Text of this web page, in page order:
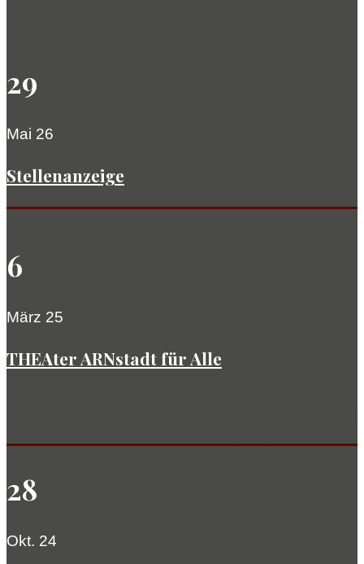
29
Mai 26
Stellenanzeige
6
März 25
THEAter ARNstadt für Alle
28
Okt. 24